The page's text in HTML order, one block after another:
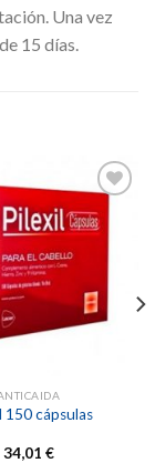
Una vez
15 días.
deseos
150 cápsulas
34,01 €